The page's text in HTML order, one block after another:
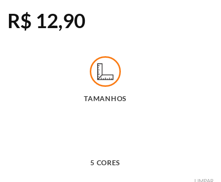
R$ 12,90
TAMANHOS